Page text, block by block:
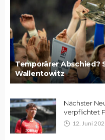
Temporärer Abschied?
Wallentowitz
Nächster
verpflichtet
12. Juni